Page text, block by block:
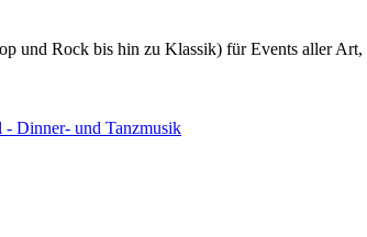
und Rock bis hin zu Klassik) für Events aller Art,
- Dinner- und Tanzmusik